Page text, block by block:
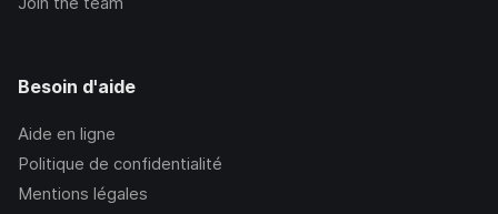
Besoin d'aide
Aide en ligne
Politique de confidentialité
Mentions légales